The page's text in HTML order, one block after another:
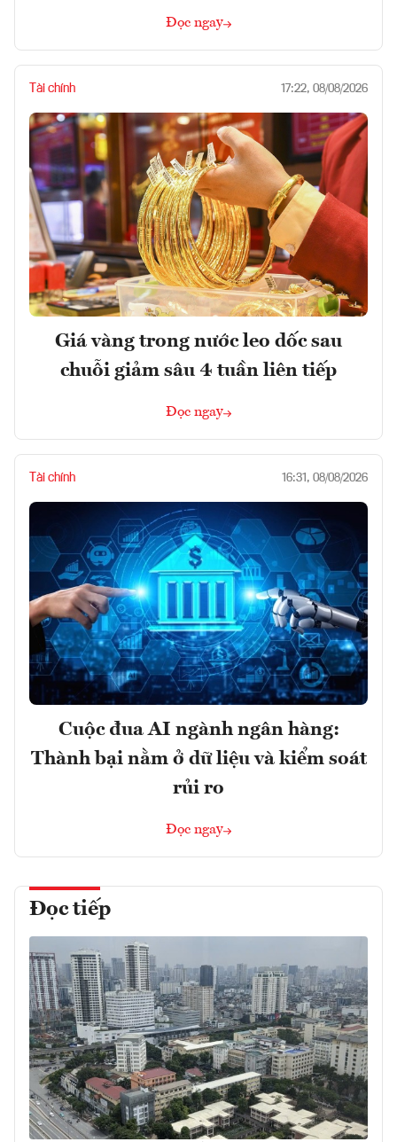
Đọc ngay
Tài chính 17:22, 08/08/2026
Giá vàng trong nước leo dốc sau
chuỗi giảm sâu 4 tuần liên tiếp
Đọc ngay
Tài chính 16:31, 08/08/2026
Cuộc đua AI ngành ngân hàng:
Thành bại nằm ở dữ liệu và kiểm soát
rủi ro
Đọc ngay
Đọc tiếp